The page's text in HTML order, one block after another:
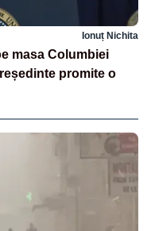
Ionuț Nichita
masa Columbiei
promite o